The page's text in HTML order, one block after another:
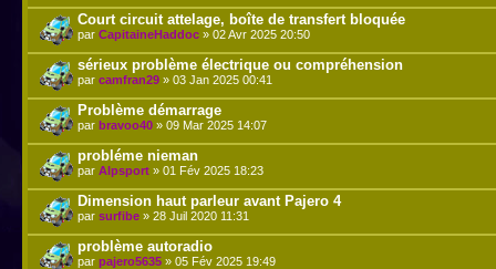
Court circuit attelage, boîte de transfert bloquée
par CapitaineHaddoc » 02 Avr 2025 20:50
sérieux problème électrique ou compréhension
par camfran29 » 03 Jan 2025 00:41
Problème démarrage
par bravoo40 » 09 Mar 2025 14:07
probléme nieman
par Alpsport » 01 Fév 2025 18:23
Dimension haut parleur avant Pajero 4
par surfibe » 28 Juil 2020 11:31
problème autoradio
par pajero5635 » 05 Fév 2025 19:49